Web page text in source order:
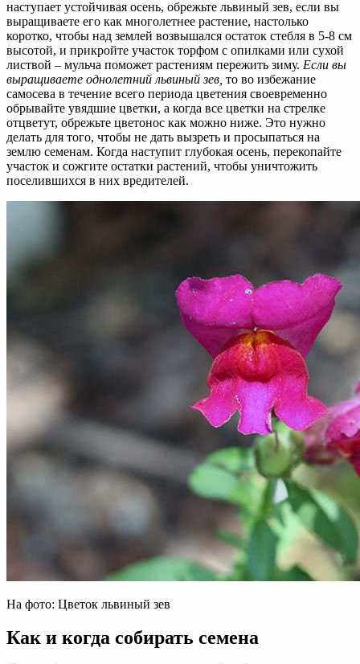
наступает устойчивая осень, обрежьте львиный зев, если вы
выращиваете его как многолетнее растение, настолько
коротко, чтобы над землей возвышался остаток стебля в 5-8 см
высотой, и прикройте участок торфом с опилками или сухой
листвой – мульча поможет растениям пережить зиму. Если вы
выращиваете однолетний львиный зев, то во избежание
самосева в течение всего периода цветения своевременно
обрывайте увядшие цветки, а когда все цветки на стрелке
отцветут, обрежьте цветонос как можно ниже. Это нужно
делать для того, чтобы не дать вызреть и просыпаться на
землю семенам. Когда наступит глубокая осень, перекопайте
участок и сожгите остатки растений, чтобы уничтожить
поселившихся в них вредителей.
На фото: Цветок львиный зев
Как и когда собирать семена